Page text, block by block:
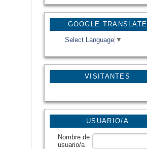
GOOGLE TRANSLATE
Select Language ▼
VISITANTES
USUARIO/A
Nombre de
usuario/a